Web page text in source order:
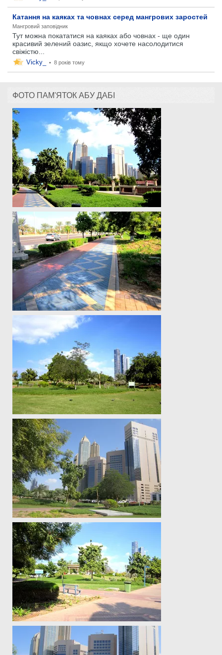
Катання на каяках та човнах серед мангрових заростей
Мангровий заповідник
Тут можна покататися на каяках або човнах - ще один
красивий зелений оазис, якщо хочете насолодитися
свіжістю...
Vicky_ • 8 років тому
ФОТО ПАМ'ЯТОК АБУ ДАБІ